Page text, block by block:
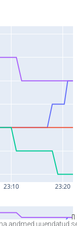
andmed uuendatud